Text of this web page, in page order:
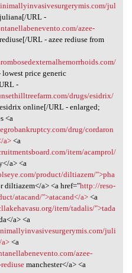
jul
URL -
azee-
URL - azee rediuse from
price generic
-
drugs/esidrix/
online[/URL - enlarged;
<a
drug/cordaron
a><a
item/acamprol/
a> <a
product/diltiazem/">pha
diltiazem</a> <a href="http://reso-
atacand/">atacand</a><a
item/tadalis/">tada
a> <a
juli
<a
azee-
manchester</a> <a